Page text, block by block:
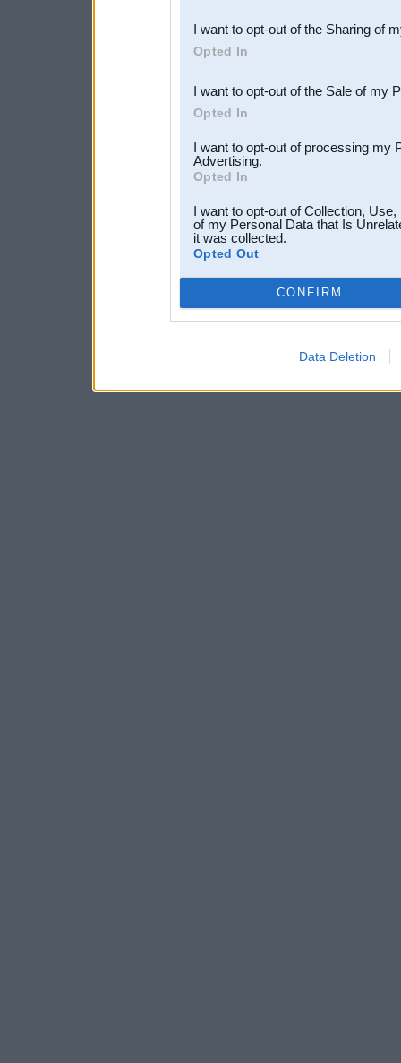
Downstream Participants
third parties.
I want to opt-out of the Sharing of
Opted In
I want to opt-out of the Sale of my
Opted In
I want to opt-out of processing my
Advertising.
Opted In
I want to opt-out of Collection,
of my Personal Data that Is
it was collected.
Opted Out
CONFIRM
Data Deletion